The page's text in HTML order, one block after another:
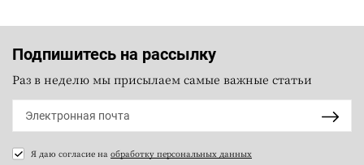
Подпишитесь на рассылку
Раз в неделю мы присылаем самые важные статьи
Я даю согласие на обработку персональных данных